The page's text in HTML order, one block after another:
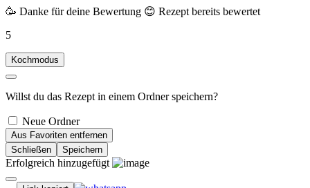
🥳 Danke für deine Bewertung 😊 Rezept bereits bewertet
5
Kochmodus
Willst du das Rezept in einem Ordner speichern?
Neue Ordner
Aus Favoriten entfernen
Schließen
Speichern
Erfolgreich hinzugefügt